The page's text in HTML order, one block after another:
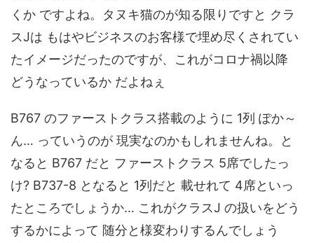
くか ですよね。タヌキ猫のが知る限りですと クラ
スJは もはやビジネスのお客様で埋め尽くされてい
たイメージだったのですが、これがコロナ禍以降
どうなっているか だよねぇ
B767 のファーストクラス搭載のように 1列 ぽか～
ん… っていうのが 現実なのかもしれませんね。と
なると B767 だと ファーストクラス 5席でしたっ
け? B737-8 となると 1列だと 載せれて 4席といっ
たところでしょうか… これがクラスJ の扱いをどう
するかによって 随分と様変わりするんでしょう